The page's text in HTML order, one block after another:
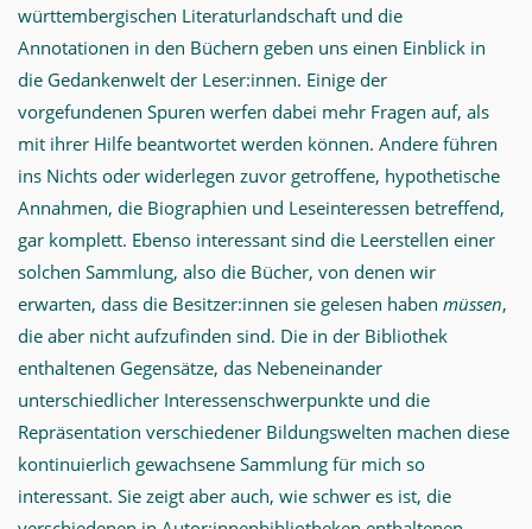
württembergischen Literaturlandschaft und die
Annotationen in den Büchern geben uns einen Einblick in
die Gedankenwelt der Leser:innen. Einige der
vorgefundenen Spuren werfen dabei mehr Fragen auf, als
mit ihrer Hilfe beantwortet werden können. Andere führen
ins Nichts oder widerlegen zuvor getroffene, hypothetische
Annahmen, die Biographien und Leseinteressen betreffend,
gar komplett. Ebenso interessant sind die Leerstellen einer
solchen Sammlung, also die Bücher, von denen wir
erwarten, dass die Besitzer:innen sie gelesen haben müssen,
die aber nicht aufzufinden sind. Die in der Bibliothek
enthaltenen Gegensätze, das Nebeneinander
unterschiedlicher Interessenschwerpunkte und die
Repräsentation verschiedener Bildungswelten machen diese
kontinuierlich gewachsene Sammlung für mich so
interessant. Sie zeigt aber auch, wie schwer es ist, die